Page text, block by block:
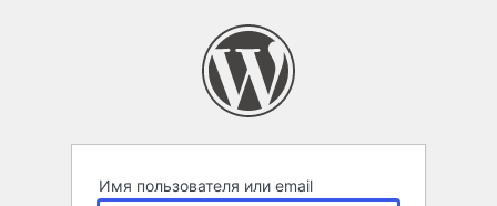
Имя пользователя или email